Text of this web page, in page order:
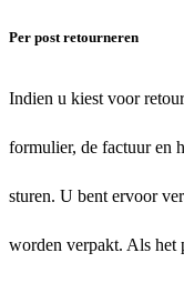
Per post retourneren
Indien u kiest voor
formulier, de factuur en
sturen. U bent ervoor
worden verpakt. Als het